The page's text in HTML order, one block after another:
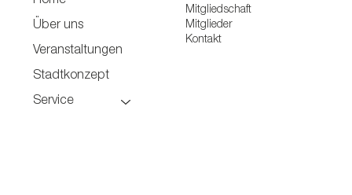
Über uns
Veranstaltungen
Stadtkonzept
Service
Mitgliedschaft
Mitglieder
Kontakt